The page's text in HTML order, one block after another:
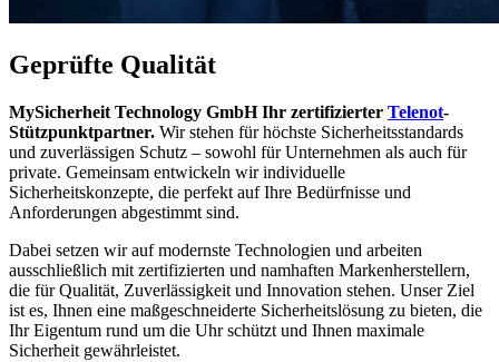
Geprüfte Qualität
MySicherheit Technology GmbH Ihr zertifizierter Telenot-
Stützpunktpartner. Wir stehen für höchste Sicherheitsstandards
und zuverlässigen Schutz – sowohl für Unternehmen als auch für
private. Gemeinsam entwickeln wir individuelle
Sicherheitskonzepte, die perfekt auf Ihre Bedürfnisse und
Anforderungen abgestimmt sind.
Dabei setzen wir auf modernste Technologien und arbeiten
ausschließlich mit zertifizierten und namhaften Markenherstellern,
die für Qualität, Zuverlässigkeit und Innovation stehen. Unser Ziel
ist es, Ihnen eine maßgeschneiderte Sicherheitslösung zu bieten, die
Ihr Eigentum rund um die Uhr schützt und Ihnen maximale
Sicherheit gewährleistet.